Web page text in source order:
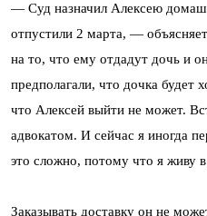
— Суд назначил Алексею
отпустили 2 марта, —
на то, что ему отдадут дочь и
предполагали, что дочка будет
что Алексей выйти не может.
адвокатом. И сейчас я иногда
это сложно, потому что я живу
Заказывать доставку он не